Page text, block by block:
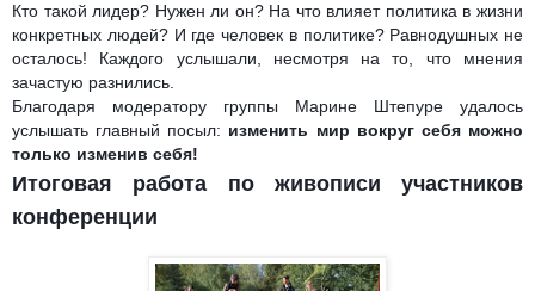
Кто такой лидер? Нужен ли он? На что влияет политика в жизни
конкретных людей? И где человек в политике? Равнодушных не
осталось! Каждого услышали, несмотря на то, что мнения
зачастую разнились.
Благодаря модератору группы Марине Штепуре удалось
услышать главный посыл: изменить мир вокруг себя можно
только изменив себя!
Итоговая работа по живописи участников
конференции